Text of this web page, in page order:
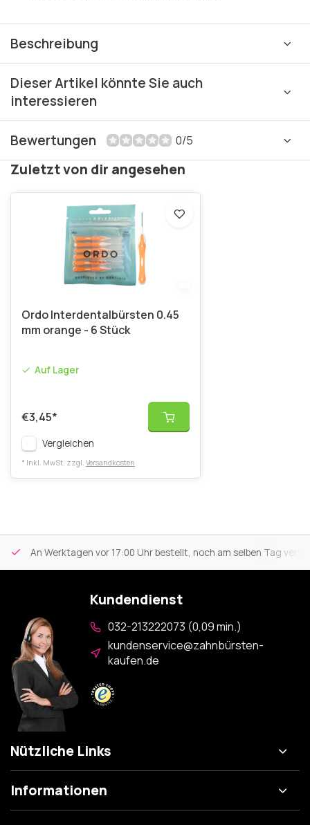
Beschreibung
Dieser Artikel könnte Sie auch
interessieren
Bewertungen 0/5
Zuletzt von dir angesehen
Ordo Interdentalbürsten 0.45
mm orange - 6 Stück
Auf Lager
€3,45*
Vergleichen
* Inkl. MwSt. zzgl. Versandkosten
An Werktagen vor 17:00 Uhr bestellt, noch am selben Tag
Kundendienst
032-213222073 (0,09 min.)
kundenservice@zahnbürsten-
kaufen.de
Nützliche Links
Informationen